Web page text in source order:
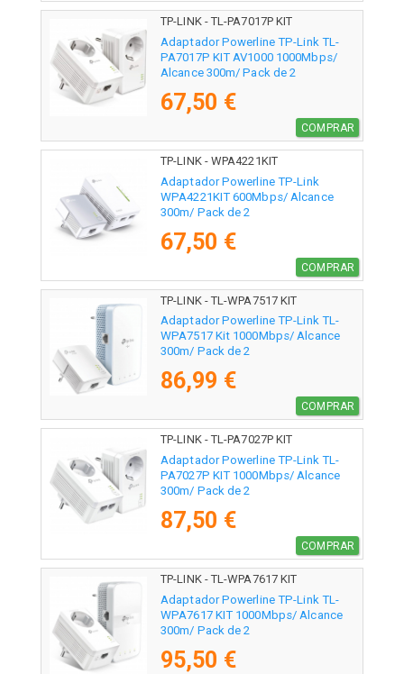
TP-LINK - TL-PA7017P KIT
Adaptador Powerline TP-Link TL-
PA7017P KIT AV1000 1000Mbps/
Alcance 300m/ Pack de 2
67,50 €
COMPRAR
TP-LINK - WPA4221KIT
Adaptador Powerline TP-Link
WPA4221KIT 600Mbps/ Alcance
300m/ Pack de 2
67,50 €
COMPRAR
TP-LINK - TL-WPA7517 KIT
Adaptador Powerline TP-Link TL-
WPA7517 Kit 1000Mbps/ Alcance
300m/ Pack de 2
86,99 €
COMPRAR
TP-LINK - TL-PA7027P KIT
Adaptador Powerline TP-Link TL-
PA7027P KIT 1000Mbps/ Alcance
300m/ Pack de 2
87,50 €
COMPRAR
TP-LINK - TL-WPA7617 KIT
Adaptador Powerline TP-Link TL-
WPA7617 KIT 1000Mbps/ Alcance
300m/ Pack de 2
95,50 €